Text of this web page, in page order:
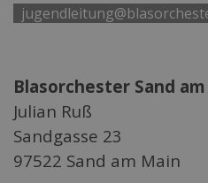
Blasorchester Sand
Julian Ruß
Sandgasse 23
97522 Sand am Main